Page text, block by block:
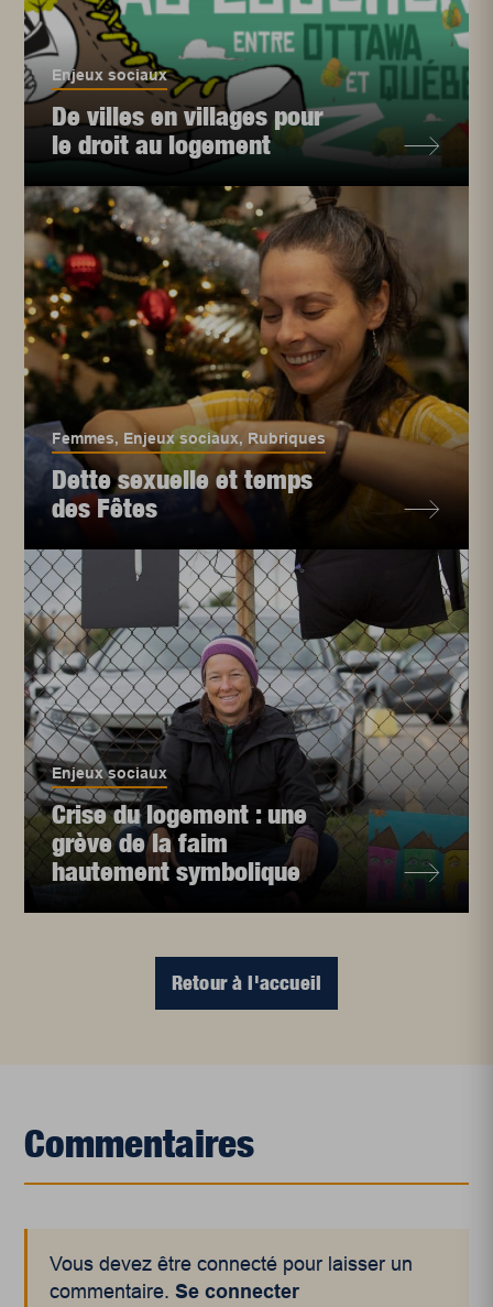
Enjeux sociaux
De villes en villages pour
le droit au logement
Femmes, Enjeux sociaux, Rubriques
Dette sexuelle et temps
des Fêtes
Enjeux sociaux
Crise du logement : une
grève de la faim
hautement symbolique
Retour à l'accueil
Commentaires
Vous devez être connecté pour laisser un
commentaire.Se connecter